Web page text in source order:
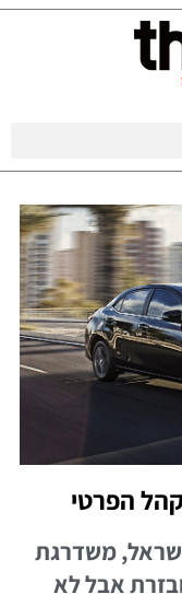
הפרטי
משדרגת
אבל לא